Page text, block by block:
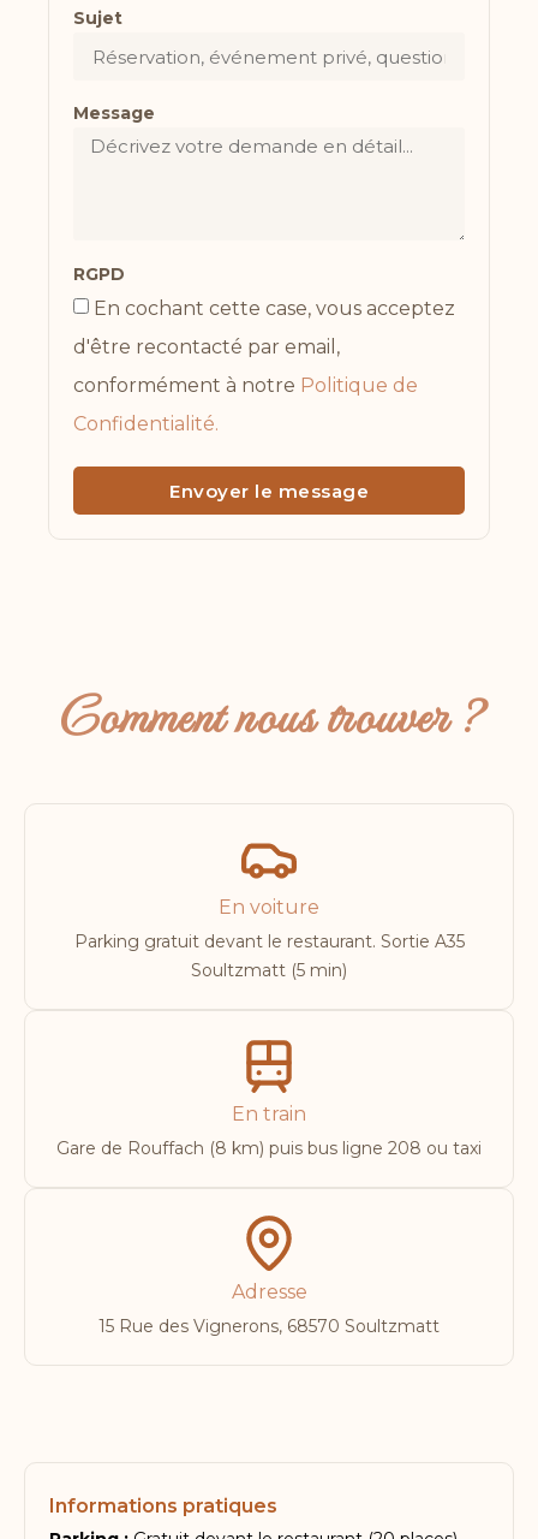
Sujet
Message
RGPD
En cochant cette case, vous acceptez
d'être recontacté par email,
conformément à notre Politique de
Confidentialité.
Envoyer le message
Comment nous trouver ?
En voiture
Parking gratuit devant le restaurant. Sortie A35
Soultzmatt (5 min)
En train
Gare de Rouffach (8 km) puis bus ligne 208 ou taxi
Adresse
15 Rue des Vignerons, 68570 Soultzmatt
Informations pratiques